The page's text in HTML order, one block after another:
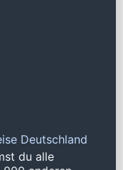
Deutschland
du alle